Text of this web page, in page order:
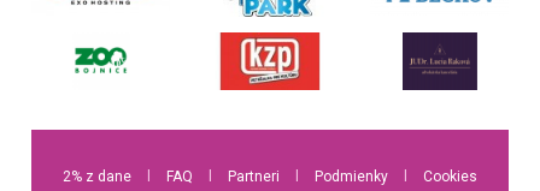
2% z dane FAQ Partneri Podmienky Cookies